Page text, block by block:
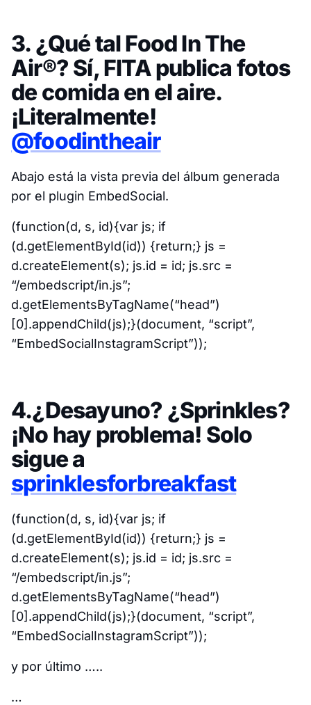
3. ¿Qué tal Food In The
Air®? Sí, FITA publica fotos
de comida en el aire.
¡Literalmente!
@foodintheair
Abajo está la vista previa del álbum generada
por el plugin EmbedSocial.
(function(d, s, id){var js; if
(d.getElementById(id)) {return;} js =
d.createElement(s); js.id = id; js.src =
“/embedscript/in.js”;
d.getElementsByTagName(“head”)
[0].appendChild(js);}(document, “script”,
“EmbedSocialInstagramScript”));
4.¿Desayuno? ¿Sprinkles?
¡No hay problema! Solo
sigue a
sprinklesforbreakfast
(function(d, s, id){var js; if
(d.getElementById(id)) {return;} js =
d.createElement(s); js.id = id; js.src =
“/embedscript/in.js”;
d.getElementsByTagName(“head”)
[0].appendChild(js);}(document, “script”,
“EmbedSocialInstagramScript”));
y por último …..
…